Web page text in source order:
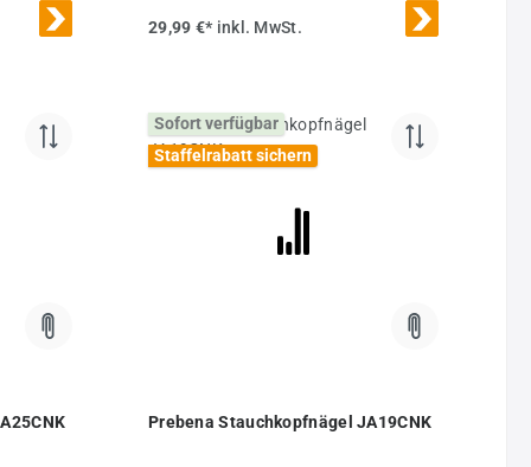
29,99 €* inkl. MwSt.
Sofort verfügbar
Staffelrabatt sichern
Prebena Stauchkopfnägel JA19CNK